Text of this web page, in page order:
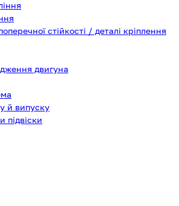
стійкості / деталі кріплення
двигуна
й випуску
підвіски